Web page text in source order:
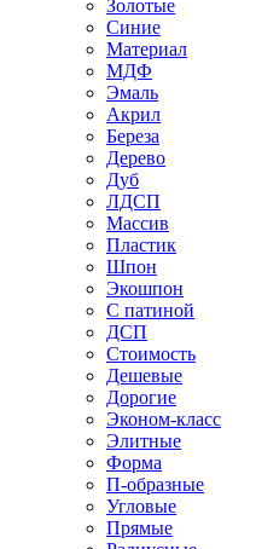
Золотые
Синие
Материал
МДФ
Эмаль
Акрил
Береза
Дерево
Дуб
ЛДСП
Массив
Пластик
Шпон
Экошпон
С патиной
ДСП
Стоимость
Дешевые
Дорогие
Эконом-класс
Элитные
Форма
П-образные
Угловые
Прямые